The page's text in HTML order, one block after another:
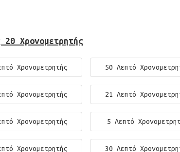
20 Χρονομετρητής
Χρονομετρητής 50 Λεπτό
Χρονομετρητής 21 Λεπτό
Χρονομετρητής 5 Λεπτό
Χρονομετρητής 30 Λεπτό